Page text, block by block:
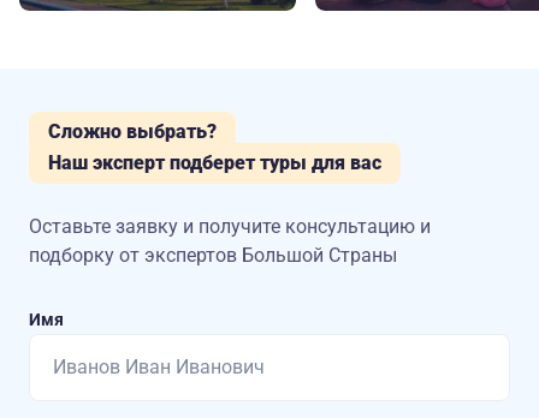
Сложно выбрать?
Наш эксперт подберет туры для вас
Оставьте заявку и получите консультацию и
подборку от экспертов Большой Страны
Имя